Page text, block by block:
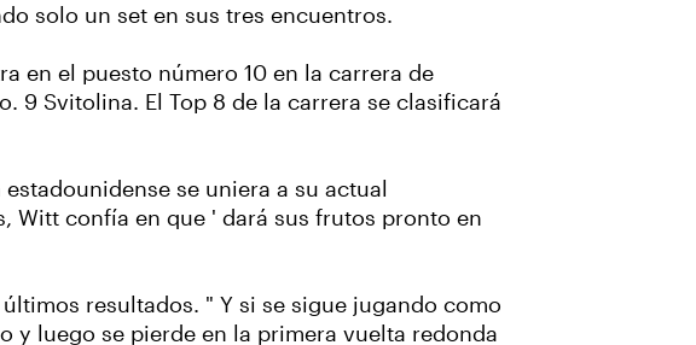
solo un set en sus tres encuentros.
en el puesto número 10 en la carrera de
9 Svitolina. El Top 8 de la carrera se clasificará
se uniera a su actual
Witt confía en que ' dará sus frutos pronto en
resultados. " Y si se sigue jugando como
y luego se pierde en la primera vuelta redonda